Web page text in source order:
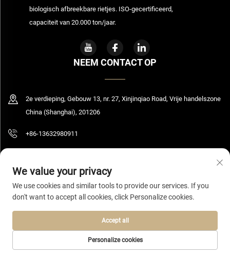
biologisch afbreekbare rietjes. ISO-gecertificeerd,
capaciteit van 20.000 ton/jaar.
NEEM CONTACT OP
2e verdieping, Gebouw 13, nr. 27, Xinjinqiao Road, Vrije handelszone
China (Shanghai), 201206
+86-13632980911
Copyright © 2026 Shanghai Bolooming Technology Co., Ltd. Alle rechten
voorbehouden. Privacybeleid
We value your privacy
We use cookies and similar tools to provide our services. If you
don't want to accept all cookies, click Personalize cookies.
Personalize cookies
Accept all